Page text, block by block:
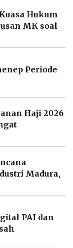
Hukum
MK soal
Periode
Haji 2026
Madura,
PAI dan